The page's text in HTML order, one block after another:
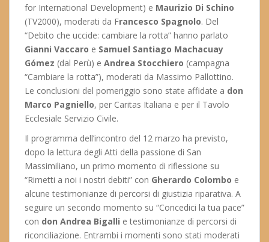
for International Development) e Maurizio Di Schino
(TV2000), moderati da Francesco Spagnolo. Del
“Debito che uccide: cambiare la rotta” hanno parlato
Gianni Vaccaro e Samuel Santiago Machacuay
Gómez (dal Perù) e Andrea Stocchiero (campagna
“Cambiare la rotta”), moderati da Massimo Pallottino.
Le conclusioni del pomeriggio sono state affidate a don
Marco Pagniello, per Caritas Italiana e per il Tavolo
Ecclesiale Servizio Civile.
Il programma dell’incontro del 12 marzo ha previsto,
dopo la lettura degli Atti della passione di San
Massimiliano, un primo momento di riflessione su
“Rimetti a noi i nostri debiti” con Gherardo Colombo e
alcune testimonianze di percorsi di giustizia riparativa. A
seguire un secondo momento su “Concedici la tua pace”
con don Andrea Bigalli e testimonianze di percorsi di
riconciliazione. Entrambi i momenti sono stati moderati